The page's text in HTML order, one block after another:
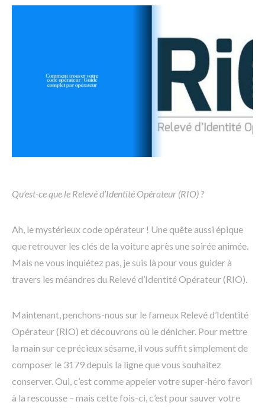
Qu’est-ce que le Relevé d’Identité Opérateur (RIO) ?
Ah, le mystérieux code opérateur ! Une quête aussi épique
que retrouver les clés de la voiture après une soirée animée.
Mais ne vous inquiétez pas, je suis là pour vous guider à
travers les méandres du Relevé d’Identité Opérateur (RIO).
Maintenant, penchons-nous sur le fameux Relevé d’Identité
Opérateur (RIO) et découvrons où le dénicher. Pour mettre
la main sur ce précieux sésame, il vous suffit simplement de
composer le 3179 depuis la ligne que vous souhaitez
conserver. Oui, c’est comme appeler votre super-héro favori
à la rescousse – mais cette fois-ci, c’est pour sauver votre